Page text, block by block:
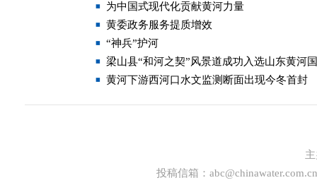
为中国式现代化贡献黄河力量
黄委政务服务提质增效
“神兵”护河
梁山县“和河之契”风景道成功入选山东黄河
黄河下游西河口水文监测断面出现今冬首封
投稿信箱： abc@chinawater.com.cn